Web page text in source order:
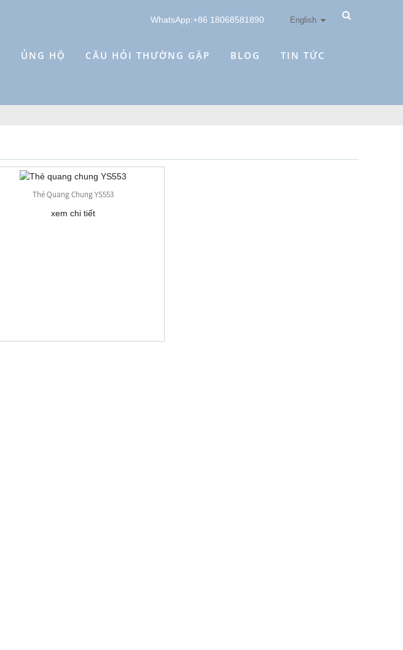
WhatsApp:+86 18068581890 English
ỦNG HỘ CÂU HỎI THƯỜNG GẶP BLOG TIN TỨC
Thẻ Quang Chung YS553
xem chi tiết